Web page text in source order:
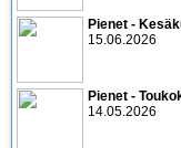
Pienet -
15.06.2026
Pienet -
14.05.2026